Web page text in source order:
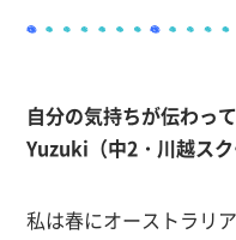
自分の気持ちが伝わっ
Yuzuki（中2 ・川越スク
私は春にオーストラリ